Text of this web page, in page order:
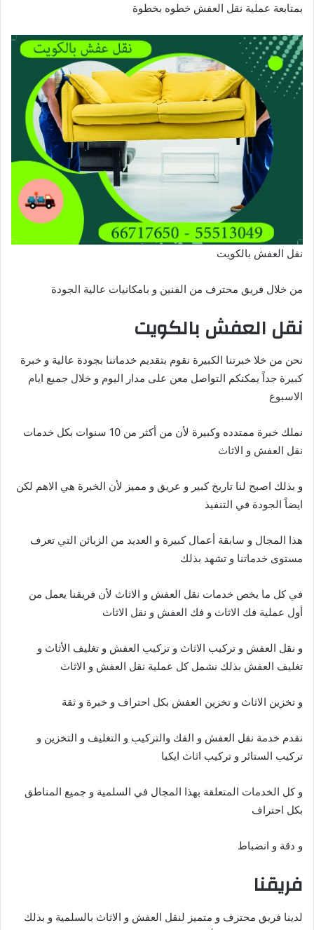
بمتابعة عملية نقل العفش خطوه بخطوة
نقل العفش بالكويت
من خلال فريق محترف من الفنين و بامكانيات عالية الجودة
نقل العفش بالكويت
نحن من خلا خبرتنا الكبيرة نقوم بتقديم خدماتنا بجودة عالية و خبرة
كبيرة جداً يمكنكم التواصل معن على مدار اليوم و خلال جميع ايام
الاسبوع
نملك خبرة ممتدده وكبيرة لأن من أكثر من 10 سنوات بكل خدمات
نقل العفش و الاثاث
و بذلك اصبح لنا تاريخ كبير و عريق و مميز لأن الخبرة هي الاهم لكن
ايضاً الجودة في التنفيذ
هذا المجال و سابقة أعمال كبيرة و العديد من الزبائن التي تعرف
مستوى خدماتنا و تشهد بذلك
في كل ما يخص خدمات نقل العفش و الاثاث لأن فريقنا يعمل من
أول عملية فك الاثاث و فك العفش و نقل الاثاث
و نقل العفش و تركيب الاثاث و تركيب العفش و تغليف الأثاث و
تغليف العفش بذلك نشمل كل عملية نقل العفش و الاثاث
و تخزين الاثاث و تخزين العفش بكل احتراف و خبرة و ثقة
نقدم خدمة نقل العفش و الفك والتركيب و التغليف و التخزين و
تركيب الستائر و تركيب اثاث ايكيا
و كل الخدمات المتعلقة بهذا المجال في السلمية و جميع المناطق
بكل احتراف
و دقة و انضباط
فريقنا
لدينا فريق محترف و متميز لنقل العفش و الاثاث بالسلمية و بذلك